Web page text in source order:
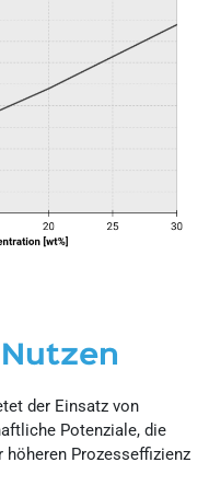
der Einsatz von
Potenziale, die
höheren Prozesseffizienz